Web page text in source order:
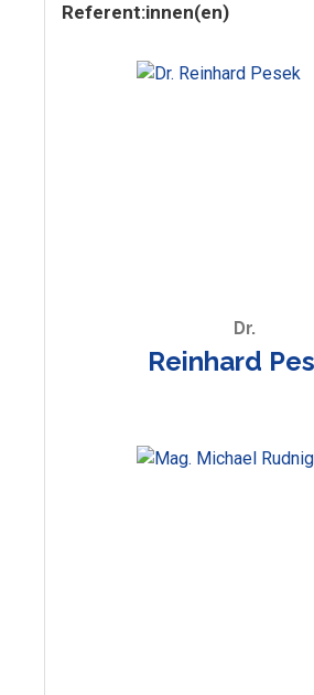
Referent:innen(en)
Dr.
Reinhard